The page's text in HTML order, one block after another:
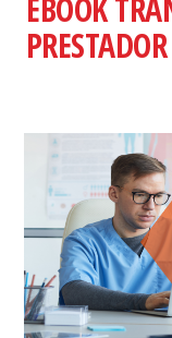
EBOOK